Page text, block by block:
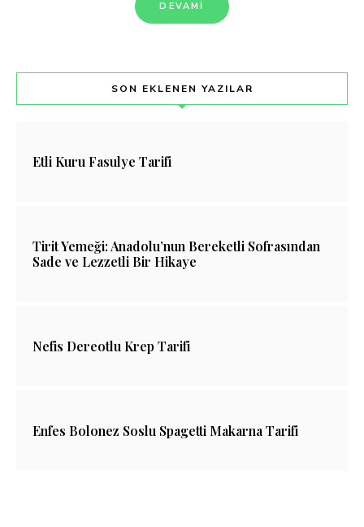
DEVAMI
SON EKLENEN YAZILAR
Etli Kuru Fasulye Tarifi
Tirit Yemeği: Anadolu’nun Bereketli Sofrasından
Sade ve Lezzetli Bir Hikaye
Nefis Dereotlu Krep Tarifi
Enfes Bolonez Soslu Spagetti Makarna Tarifi